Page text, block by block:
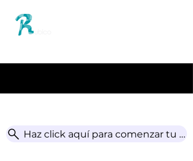
Haz click aquí para comenzar tu